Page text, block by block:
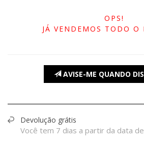
OPS!
JÁ VENDEMOS TODO O
AVISE-ME QUANDO
Devolução grátis
Você tem 7 dias a partir da data